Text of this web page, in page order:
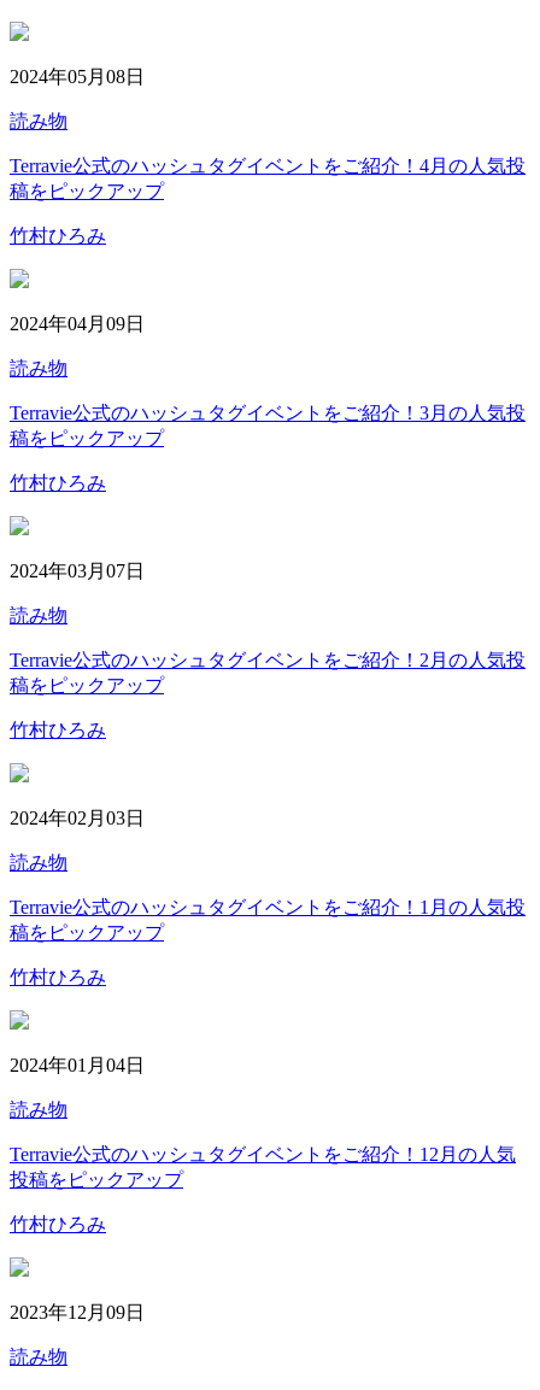
2024年05月08日
読み物
Terravie公式のハッシュタグイベントをご紹介！4月の人気投
稿をピックアップ
竹村ひろみ
2024年04月09日
読み物
Terravie公式のハッシュタグイベントをご紹介！3月の人気投
稿をピックアップ
竹村ひろみ
2024年03月07日
読み物
Terravie公式のハッシュタグイベントをご紹介！2月の人気投
稿をピックアップ
竹村ひろみ
2024年02月03日
読み物
Terravie公式のハッシュタグイベントをご紹介！1月の人気投
稿をピックアップ
竹村ひろみ
2024年01月04日
読み物
Terravie公式のハッシュタグイベントをご紹介！12月の人気
投稿をピックアップ
竹村ひろみ
2023年12月09日
読み物